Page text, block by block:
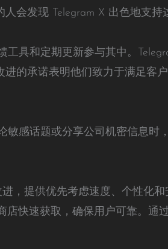
会发现 Telegram X 出色地支持
具和定期更新参与其中。
的承诺表明他们致力于满足客
敏感话题或分享公司机密信息时
，提供优先考虑速度、个性化
店快速获取，确保用户可靠。通